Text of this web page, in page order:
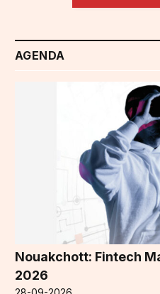
AGENDA
Nouakchott: Fintech
2026